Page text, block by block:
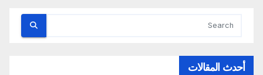
أحدث المقالات